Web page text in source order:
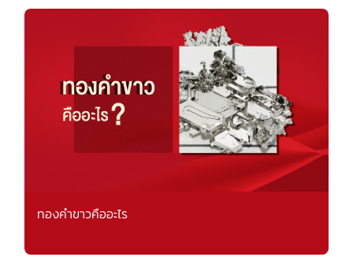
ทองคำขาวคืออะไร